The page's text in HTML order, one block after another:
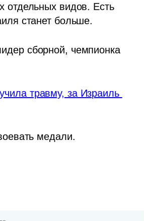
отдельных видов. Есть
станет больше.
сборной, чемпионка
травму, за Израиль
медали.